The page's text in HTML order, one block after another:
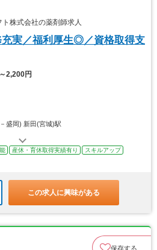
株式会社の薬剤師求人
充実／福利厚生◎／資格取得支
2,200円
盛岡) 新田(宮城)駅
産休・育休取得実績有り
スキルアップ
この求人に興味がある
保存する